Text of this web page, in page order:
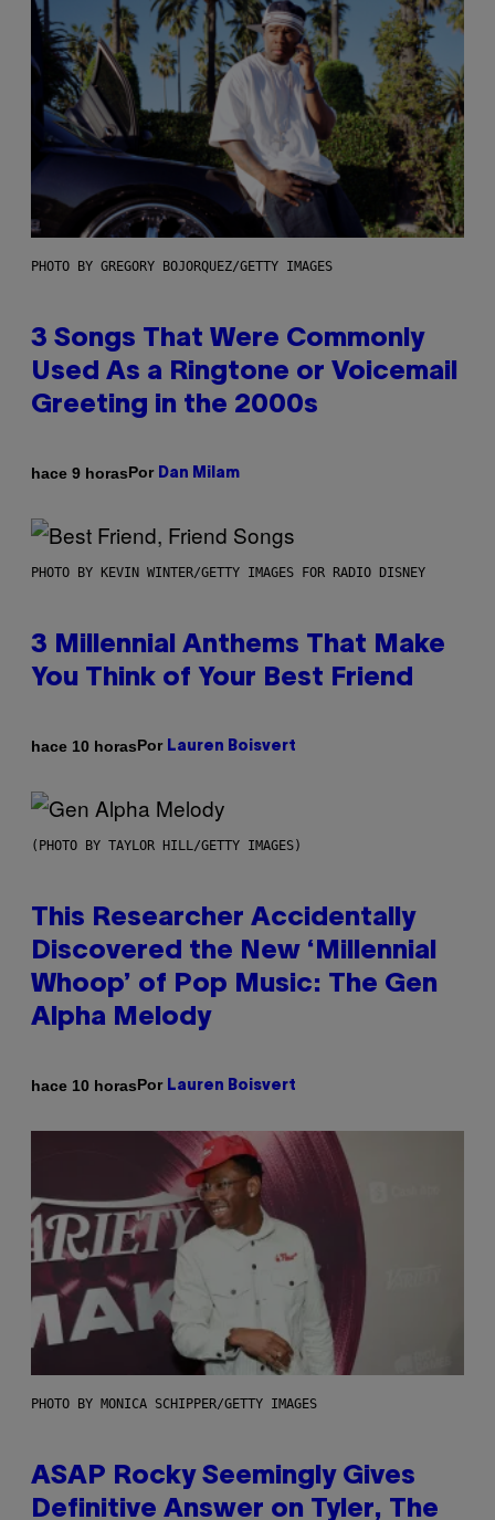
PHOTO BY GREGORY BOJORQUEZ/GETTY IMAGES
3 Songs That Were Commonly
Used As a Ringtone or Voicemail
Greeting in the 2000s
hace 9 horasPor Dan Milam
PHOTO BY KEVIN WINTER/GETTY IMAGES FOR RADIO DISNEY
3 Millennial Anthems That Make
You Think of Your Best Friend
hace 10 horasPor Lauren Boisvert
(PHOTO BY TAYLOR HILL/GETTY IMAGES)
This Researcher Accidentally
Discovered the New ‘Millennial
Whoop’ of Pop Music: The Gen
Alpha Melody
hace 10 horasPor Lauren Boisvert
PHOTO BY MONICA SCHIPPER/GETTY IMAGES
ASAP Rocky Seemingly Gives
Definitive Answer on Tyler, The